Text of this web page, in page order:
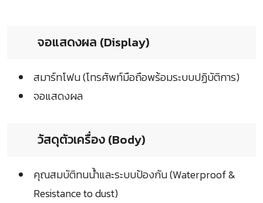
จอแสดงผล (Display)
สมาร์ทโฟน (โทรศัพท์มือถือพร้อมระบบปฏิบัติการ)
จอแสดงผล
วัสดุตัวเครื่อง (Body)
คุณสมบัติทนน้ำและระบบป้องกัน (Waterproof &
Resistance to dust)